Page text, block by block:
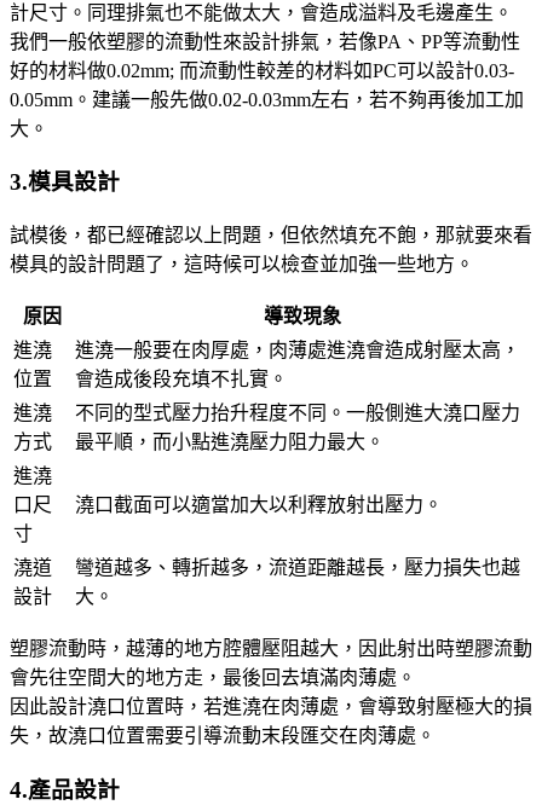
計尺寸。同理排氣也不能做太大，會造成溢料及毛邊產生。
我們一般依塑膠的流動性來設計排氣，若像PA、PP等流動性
好的材料做0.02mm; 而流動性較差的材料如PC可以設計0.03-
0.05mm。建議一般先做0.02-0.03mm左右，若不夠再後加工加
大。
3.模具設計
試模後，都已經確認以上問題，但依然填充不飽，那就要來看
模具的設計問題了，這時候可以檢查並加強一些地方。
原因
導致現象
進澆
位置
進澆一般要在肉厚處，肉薄處進澆會造成射壓太高，
會造成後段充填不扎實。
進澆
方式
不同的型式壓力抬升程度不同。一般側進大澆口壓力
最平順，而小點進澆壓力阻力最大。
進澆
口尺
寸
澆口截面可以適當加大以利釋放射出壓力。
澆道
設計
彎道越多、轉折越多，流道距離越長，壓力損失也越
大。
塑膠流動時，越薄的地方腔體壓阻越大，因此射出時塑膠流動
會先往空間大的地方走，最後回去填滿肉薄處。
因此設計澆口位置時，若進澆在肉薄處，會導致射壓極大的損
失，故澆口位置需要引導流動末段匯交在肉薄處。
4.產品設計